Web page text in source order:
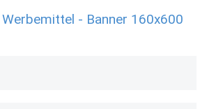
- Banner 160x600